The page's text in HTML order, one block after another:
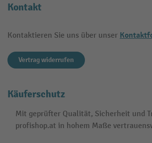
Kontakt
Kontaktieren Sie uns über unser
Vertrag widerrufen
Käuferschutz
Mit geprüfter Qualität, Sicherheit und
profishop.at in hohem Maße